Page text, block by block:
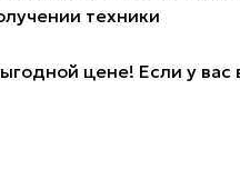
техники
цене! Если у